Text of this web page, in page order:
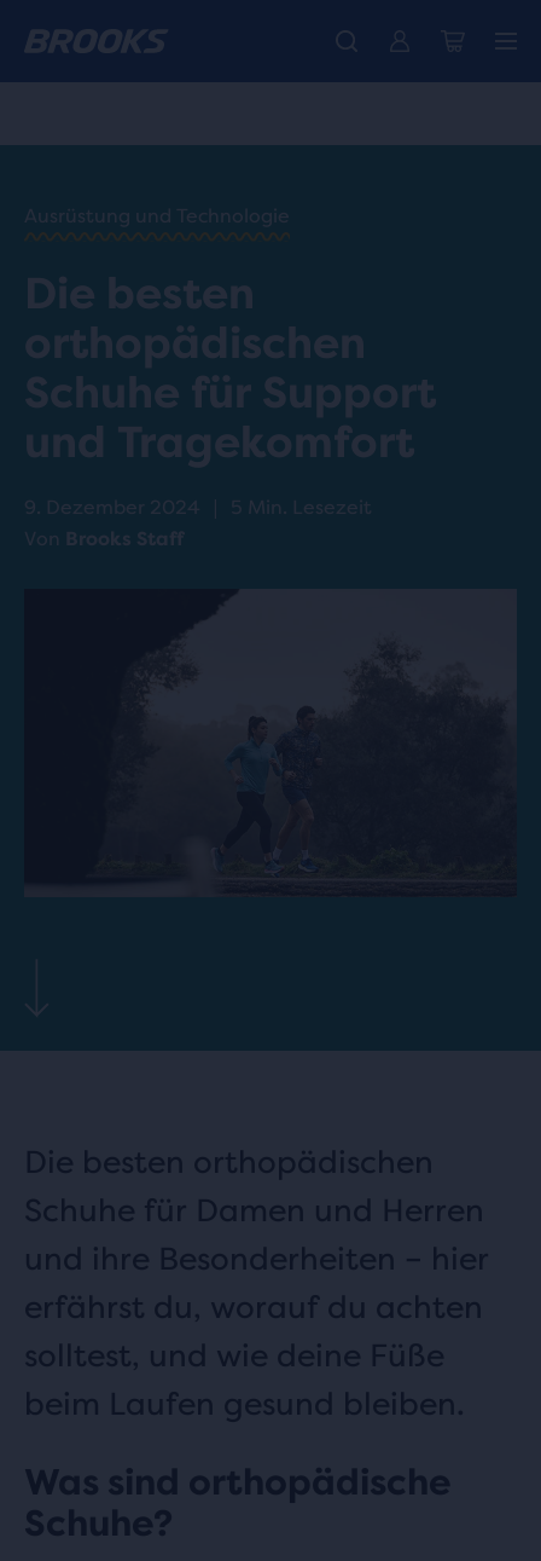
Der brandneue Ghost Amp ist da - Shop Damen Herren
Wir präsentieren die neue Cascadia Kollektion - Jetzt kaufen
Kostenloser Versand für alle Bestellungen über CHF 100
HAPPY
BLOG
/
UND TIPPS
ORTHOPEDIC
SHOES
Ausrüstung und Technologie
Die besten
orthopädischen
Schuhe für Support
und Tragekomfort
9. Dezember 2024 |
5 Min. Lesezeit
Von Brooks Staff
Die besten orthopädischen
Schuhe für Damen und Herren
und ihre Besonderheiten – hier
erfährst du, worauf du achten
solltest, und wie deine Füße
beim Laufen gesund bleiben.
Was sind orthopädische
Schuhe?